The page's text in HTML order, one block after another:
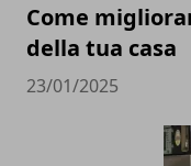
Come
della tua casa
23/01/2025